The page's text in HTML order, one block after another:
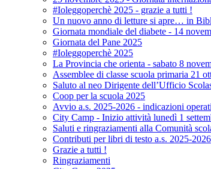
#Ioleggoperchè 2025 - grazie a tutti !
Un nuovo anno di letture si apre… in
Giornata mondiale del diabete - 14
Giornata del Pane 2025
#Ioleggoperchè 2025
La Provincia che orienta - sabato 8
Assemblee di classe scuola primaria 21
Saluto al neo Dirigente dell’Ufficio
Coop per la scuola 2025
Avvio a.s. 2025-2026 - indicazioni
City Camp - Inizio attività lunedì 1
Saluti e ringraziamenti alla Comunità
Contributi per libri di testo a.s. 2025-2026
Grazie a tutti !
Ringraziamenti